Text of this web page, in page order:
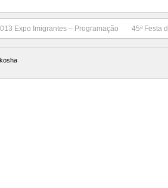
Expo Imigrantes – Programação 45ª Festa